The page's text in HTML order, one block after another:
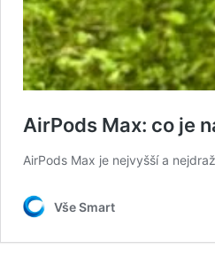
AirPods Max: co je
AirPods Max je nejvyšší a
Vše Smart